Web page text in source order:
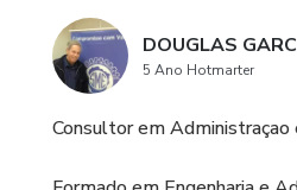
Esforço de preparaçao de
Esforço de realizaçao de
DOUGLAS
5 Ano Hotmarter
Consultor em Administraçao